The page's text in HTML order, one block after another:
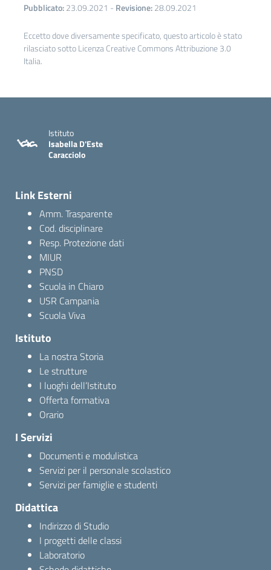
Pubblicato:23.09.2021 - Revisione:28.09.2021
Eccetto dove diversamente specificato, questo articolo è stato
rilasciato sotto Licenza Creative Commons Attribuzione 3.0
Italia.
Istituto
Isabella D'Este
Caracciolo
Link Esterni
Amm. Trasparente
Cod. disciplinare
Resp. Protezione dati
MIUR
PNSD
Scuola in Chiaro
USR Campania
Scuola Viva
Istituto
La nostra Storia
Le strutture
I luoghi dell’Istituto
Offerta formativa
Orario
I Servizi
Documenti e modulistica
Servizi per il personale scolastico
Servizi per famiglie e studenti
Didattica
Indirizzo di Studio
I progetti delle classi
Laboratorio